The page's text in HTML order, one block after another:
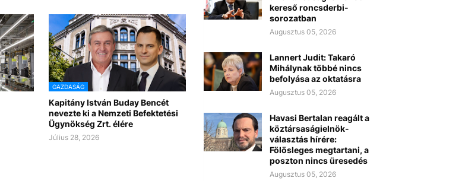
GAZDASÁG
Kapitány István Buday Bencét
nevezte ki a Nemzeti Befektetési
Ügynökség Zrt. élére
Július 28, 2026
kereső roncsderbi-
sorozatban
Augusztus 05, 2026
Lannert Judit: Takaró
Mihálynak többé nincs
befolyása az oktatásra
Augusztus 05, 2026
Havasi Bertalan reagált a
köztársaságielnök-
választás hírére:
Fölösleges megtartani, a
poszton nincs üresedés
Augusztus 05, 2026